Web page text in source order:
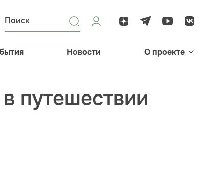
Новости О проекте
путешествии